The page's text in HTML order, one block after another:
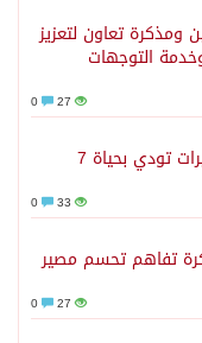
ومذكرة تعاون لتعزيز
التوجهات
27
هجمات حوثية بالصواريخ والمسيرات تودي بحياة 7
33
تفاهم تحسم مصير
27